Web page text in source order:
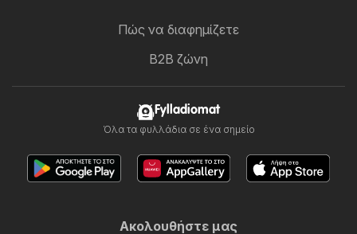
Πώς να διαφημίζετε
B2B ζώνη
Fylladiomat
Όλα τα φυλλάδια σε ένα σημείο
Ακολουθήστε μας